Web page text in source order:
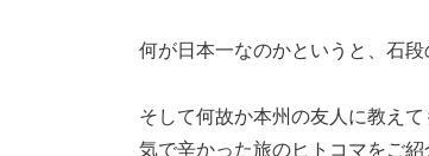
何が日本一なのかというと、石段
そして何故か本州の友人に教え
気で辛かった旅のヒトコマをご紹